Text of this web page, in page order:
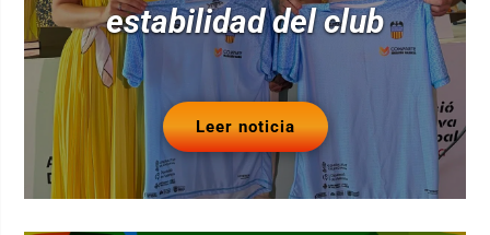
estabilidad del club
Leer noticia